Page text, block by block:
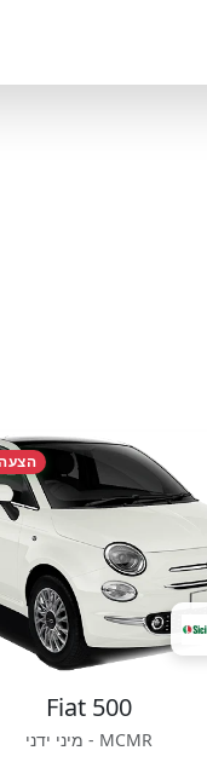
Fiat 500
MCMR - מיני ידני